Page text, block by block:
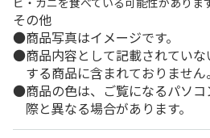
その他
商品写真はイメージです。
商品内容として記載されてい
する商品に含まれておりません。
商品の色は、ご覧になるパソ
際と異なる場合があります。